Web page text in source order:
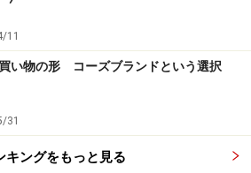
体の設立：ルールを決めよ
る人ができるときに！”が基本の行
なければならないルールは必要で
11
い物の形 コーズブランドという選択
31
キングをもっと見る